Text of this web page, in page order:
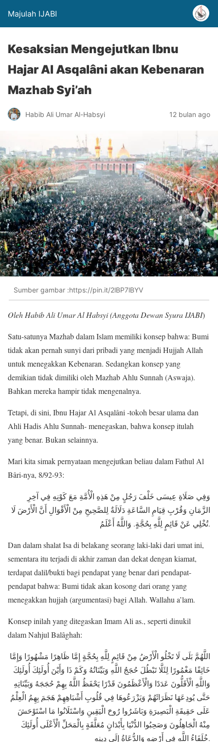
Majulah IJABI
Kesaksian Mengejutkan Ibnu
Hajar Al Asqalâni akan Kebenaran
Mazhab Syi’ah
Habib Ali Umar Al-Habsyi 12 bulan ago
Sumber gambar :https://pin.it/2lBP7lBYV
Oleh Habib Ali Umar Al Habsyi (Anggota Dewan Syura IJABI)
Satu-satunya Mazhab dalam Islam memiliki konsep bahwa: Bumi
tidak akan pernah sunyi dari pribadi yang menjadi Hujjah Allah
untuk menegakkan Kebenaran. Sedangkan konsep yang
demikian tidak dimiliki oleh Mazhab Ahlu Sunnah (Aswaja).
Bahkan mereka hampir tidak mengenalnya.
Tetapi, di sini, Ibnu Hajar Al Asqalâni -tokoh besar ulama dan
Ahli Hadis Ahlu Sunnah- menegaskan, bahwa konsep itulah
yang benar. Bukan selainnya.
Mari kita simak pernyataan mengejutkan beliau dalam Fathul Al
Bâri-nya, 8/92-93:
وَفِي صَلَاةِ عِيسَى خَلْفَ رَجُلٍ مِنْ هَذِهِ الْأُمَّةِ مَعَ كَوْنِهِ فِي آخِرِ
الزَّمَانِ وَقُرْبِ قِيَامِ السَّاعَةِ دَلَالَةٌ لِلصَّحِيحِ مِنْ الْأَقْوَالِ أَنَّ الْأَرْضَ لَا
تُخْلِي عَنْ قَائِمٍ لِلَّهِ بِحُجَّةٍ. وَاللَّهُ أَعْلَمُ.
Dan dalam shalat Isa di belakang seorang laki-laki dari umat ini,
sementara itu terjadi di akhir zaman dan dekat dengan kiamat,
terdapat dalil/bukti bagi pendapat yang benar dari pendapat-
pendapat bahwa: Bumi tidak akan kosong dari orang yang
menegakkan hujjah (argumentasi) bagi Allah. Wallahu a’lam.
Konsep inilah yang ditegaskan Imam Ali as., seperti dinukil
dalam Nahjul Balâghah:
اللَّهُمَّ بَلَى لَا تَخْلُو الْأَرْضُ مِنْ قَائِمٍ لِلَّهِ بِحُجَّةٍ إِمَّا ظَاهِرًا مَشْهُورًا وَإِمَّا
خَائِفًا مَغْمُورًا لِئَلَّا تَبْطُلَ حُجَجُ اللَّهِ وَبَيِّنَاتُهُ وَكَمْ ذَا وَأَيْنَ أُولَئِكَ أُولَئِكَ
وَاللَّهِ الْأَقَلُّونَ عَدَدًا وَالْأَعْظَمُونَ قَدْرًا يَحْفَظُ اللَّهُ بِهِمْ حُجَجَهُ وَبَيِّنَاتِهِ
حَتَّى يُودِعَهَا نَظَرَائَهُمْ وَيَزْرَعُوهَا فِي قُلُوبِ أَشْبَاهِهِمْ هَجَمَ بِهِمُ الْعِلْمُ
عَلَى حَقِيقَةِ الْبَصِيرَةِ وَبَاشَرُوا رُوحَ الْيَقِينِ وَاسْتَلَانُوا مَا اسْتَوْحَشَ
مِنْهُ الْجَاهِلُونَ وَصَحِبُوا الدُّنْيَا بِأَبْدَانٍ مُعَلَّقَةٍ بِالْمَحَلِّ الْأَعْلَى أُولَئِكَ
خُلَفَاءُ اللَّهِ فِي أَرْضِهِ وَالدُّعَاةُ إِلَى دِينِهِ.